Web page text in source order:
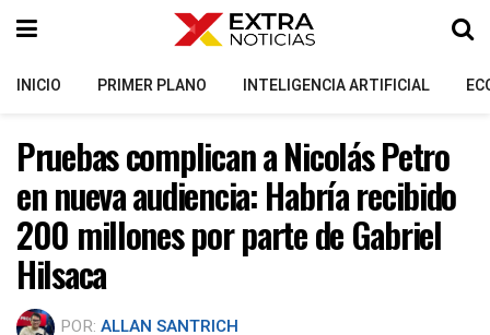
INICIO PRIMER PLANO INTELIGENCIA ARTIFICIAL
Pruebas complican a Nicolás Petro
en nueva audiencia: Habría recibido
200 millones por parte de Gabriel
Hilsaca
POR: ALLAN SANTRICH